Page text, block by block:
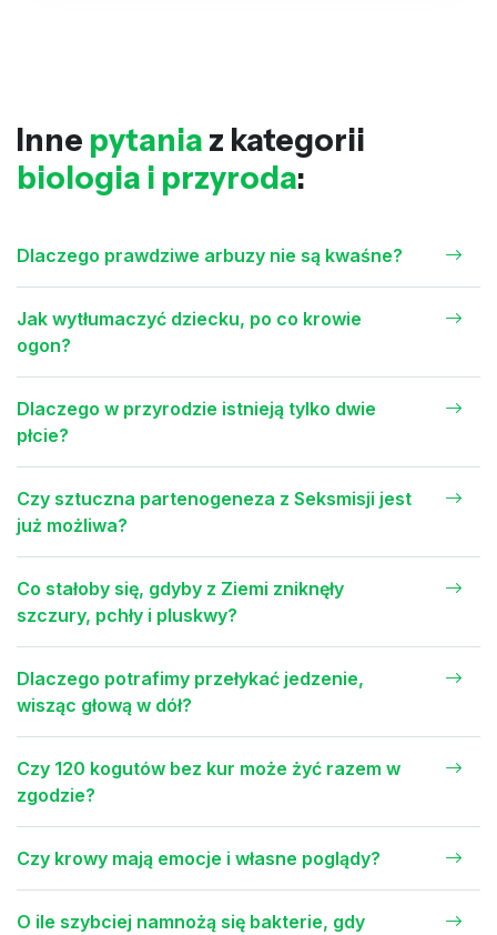
Inne pytania z kategorii
biologia i przyroda:
Dlaczego prawdziwe arbuzy nie są kwaśne?
Jak wytłumaczyć dziecku, po co krowie
ogon?
Dlaczego w przyrodzie istnieją tylko dwie
płcie?
Czy sztuczna partenogeneza z Seksmisji jest
już możliwa?
Co stałoby się, gdyby z Ziemi zniknęły
szczury, pchły i pluskwy?
Dlaczego potrafimy przełykać jedzenie,
wisząc głową w dół?
Czy 120 kogutów bez kur może żyć razem w
zgodzie?
Czy krowy mają emocje i własne poglądy?
O ile szybciej namnożą się bakterie, gdy